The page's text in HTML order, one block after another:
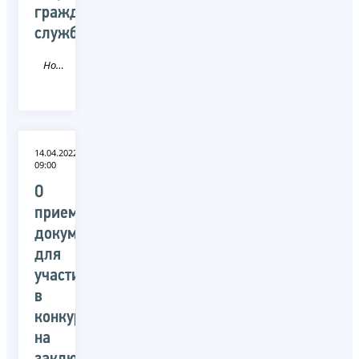
гражданской
службы
Новость
14.04.2022
09:00
О
приеме
документов
для
участия
в
конкурсе
на